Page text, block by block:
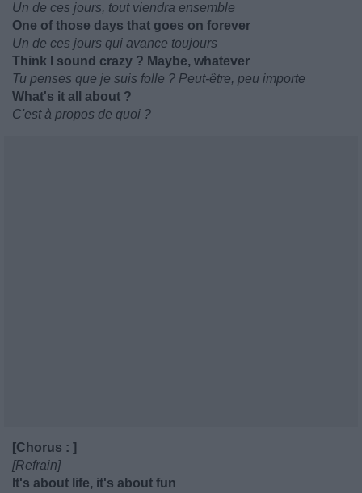
Un de ces jours, tout viendra ensemble
One of those days that goes on forever
Un de ces jours qui avance toujours
Think I sound crazy ? Maybe, whatever
Tu penses que je suis folle ? Peut-être, peu importe
What's it all about ?
C'est à propos de quoi ?
[Chorus : ]
[Refrain]
It's about life, it's about fun